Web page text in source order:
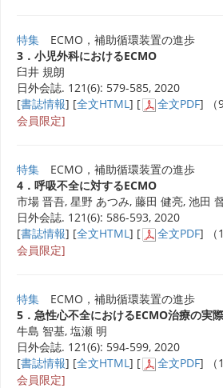
特集 ECMO，補助循環装置の進歩
3．小児外科におけるECMO
臼井 規朗
日外会誌. 121(6): 579-585, 2020
[書誌情報] [全文HTML] [ 全文PDF] （
会員限定]
特集 ECMO，補助循環装置の進歩
4．呼吸不全に対するECMO
市場 晋吾, 星野 あつみ, 藤田 健亮, 池田
日外会誌. 121(6): 586-593, 2020
[書誌情報] [全文HTML] [ 全文PDF] （
会員限定]
特集 ECMO，補助循環装置の進歩
5．急性心不全におけるECMO治療の実
牛島 智基, 塩瀬 明
日外会誌. 121(6): 594-599, 2020
[書誌情報] [全文HTML ] [ 全文PDF] （
会員限定]